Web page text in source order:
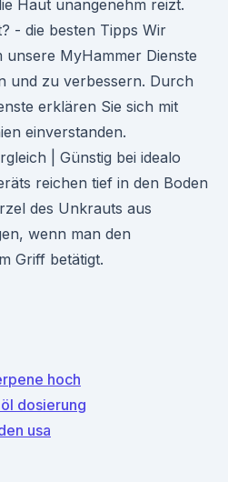
Haut unangenehm reizt.
- die besten Tipps Wir
MyHammer Dienste
und zu verbessern. Durch
erklären Sie sich mit
einverstanden.
| Günstig bei idealo
reichen tief in den Boden
des Unkrauts aus
wenn man den
Griff betätigt.
hoch
dosierung
usa